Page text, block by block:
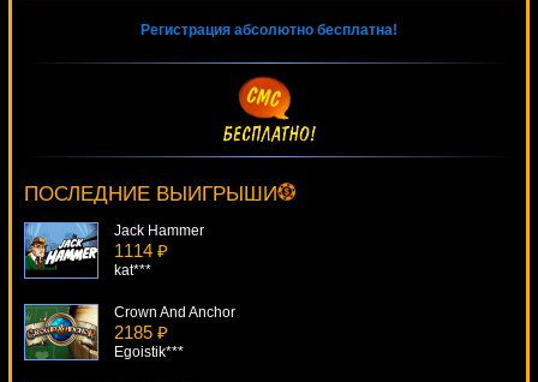
Регистрация абсолютно бесплатна!
ПОСЛЕДНИЕ ВЫИГРЫШИ
SmileLow***
Jack Hammer
1114 ₽
kat***
Crown And Anchor
2185 ₽
Egoistik***